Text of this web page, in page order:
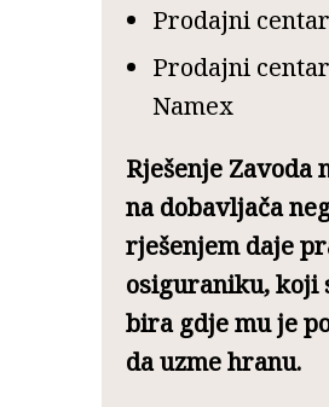
Prodajni
Prodajni centar
Namex
Rješenje Zavoda
na dobavljača
rješenjem daje
osiguraniku, koji
bira gdje mu je
da uzme hranu.